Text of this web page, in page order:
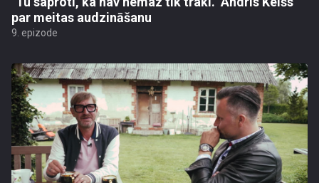
par meitas audzināšanu
9. epizode